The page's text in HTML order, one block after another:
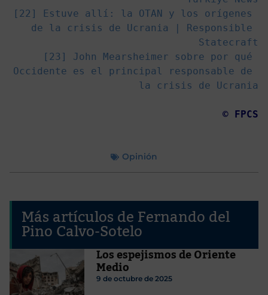
[22]
Estuve allí: la OTAN y los orígenes
de la crisis de Ucrania | Responsible
Statecraft
[23] John Mearsheimer sobre por qué
Occidente es el principal responsable de
la crisis de Ucrania
© FPCS
Opinión
Más artículos de Fernando del
Pino Calvo-Sotelo
Los espejismos de Oriente
Medio
9 de octubre de 2025